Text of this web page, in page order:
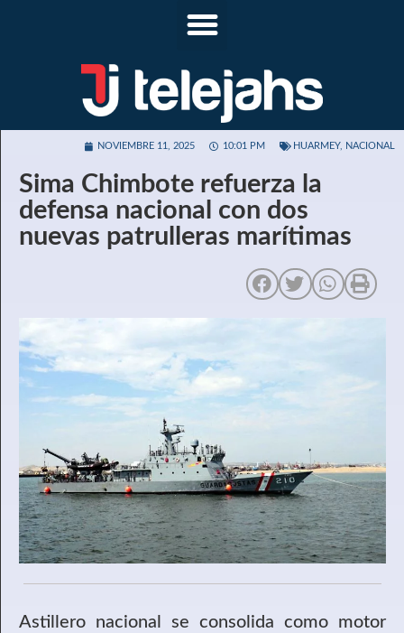
NOVIEMBRE 11, 2025 10:01 PM HUARMEY, NACIONAL
Sima Chimbote refuerza la
defensa nacional con dos
nuevas patrulleras marítimas
Astillero nacional se consolida como motor